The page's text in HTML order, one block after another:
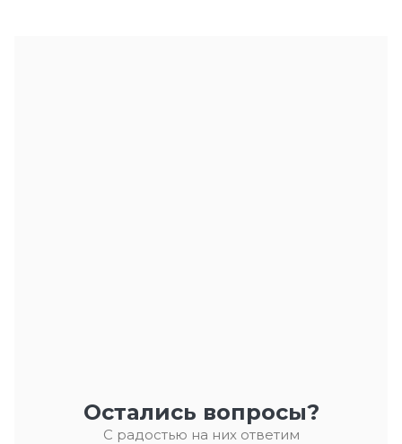
Остались вопросы?
С радостью на них ответим